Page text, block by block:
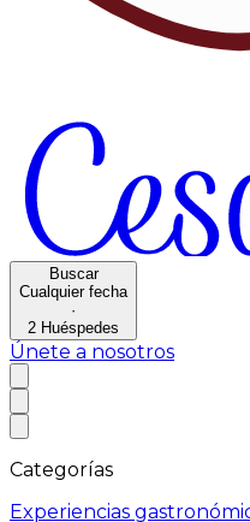
Buscar
Cualquier fecha
·
2 Huéspedes
Únete a nosotros
Categorías
Experiencias